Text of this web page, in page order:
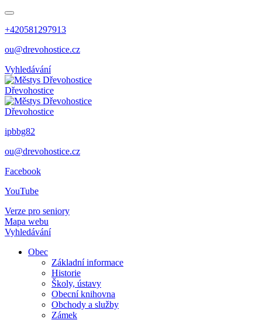
+420581297913
ou@drevohostice.cz
Vyhledávání
Dřevohostice
Dřevohostice
ipbbg82
ou@drevohostice.cz
Facebook
YouTube
Verze pro seniory
Mapa webu
Vyhledávání
Obec
Základní informace
Historie
Školy, ústavy
Obecní knihovna
Obchody a služby
Zámek